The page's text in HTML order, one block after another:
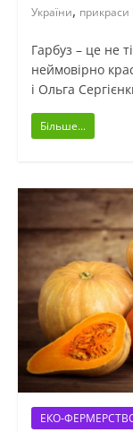
України, прикраси
Гарбуз – це не
неймовірно
і Ольга
Більше...
ЕКО-